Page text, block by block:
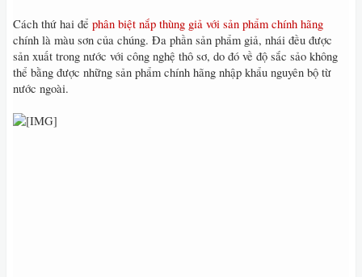
Cách thứ hai để phân biệt nắp thùng giả với sản phẩm chính hãng
chính là màu sơn của chúng. Đa phần sản phẩm giả, nhái đều được
sản xuất trong nước với công nghệ thô sơ, do đó về độ sắc sảo không
thể bằng được những sản phẩm chính hãng nhập khẩu nguyên bộ từ
nước ngoài.